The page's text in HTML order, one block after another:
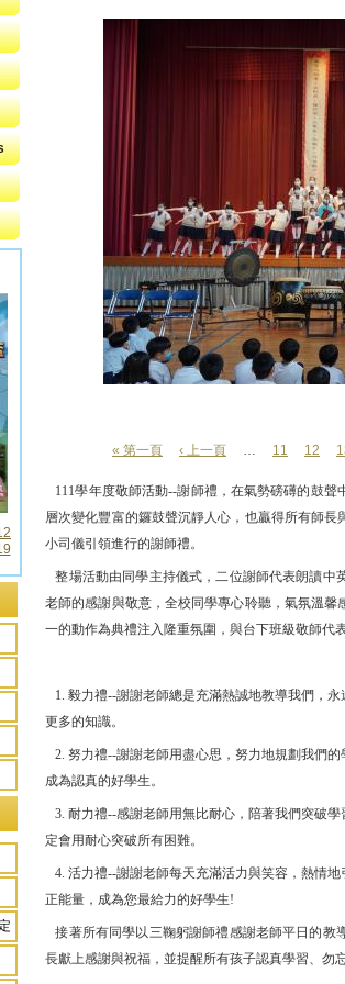
頁面
« 第一頁 ‹ 上一頁 11 12
111學年度敬師活動--謝師禮，在氣勢磅礡的鼓聲
層次變化豐富的鑼鼓聲沉靜人心，也贏得所有師
小司儀引領進行的謝師禮。
整場活動由同學主持儀式，二位謝師代表朗讀中
老師的感謝與敬意，全校同學專心聆聽，氣氛溫
一的動作為典禮注入隆重氛圍，與台下班級敬師代
1. 毅力禮--謝謝老師總是充滿熱誠地教導我們，
更多的知識。
2. 努力禮--謝謝老師用盡心思，努力地規劃我們
成為認真的好學生。
3. 耐力禮--感謝老師用無比耐心，陪著我們突破
定會用耐心突破所有困難。
4. 活力禮--謝謝老師每天充滿活力與笑容，熱情
正能量，成為您最給力的好學生!
接著所有同學以三鞠躬謝師禮感謝老師平日的教
長獻上感謝與祝福，並提醒所有孩子認真學習、勿忘